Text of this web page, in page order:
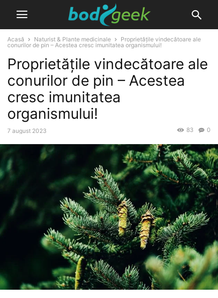
Acasă Naturist & Plante medicinale
Proprietățile vindecătoare ale
conurilor de pin – Acestea cresc imunitatea organismului!
Proprietățile vindecătoare ale
conurilor de pin – Acestea
cresc imunitatea
organismului!
7 august 2023 0
83